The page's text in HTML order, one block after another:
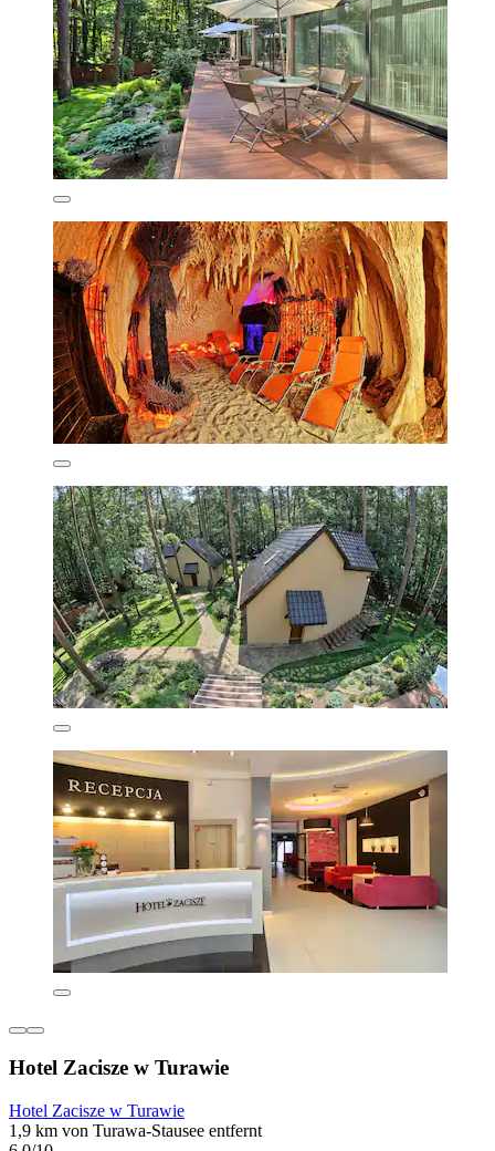
Hotel Zacisze w Turawie
Hotel Zacisze w Turawie
1,9 km von Turawa-Stausee entfernt